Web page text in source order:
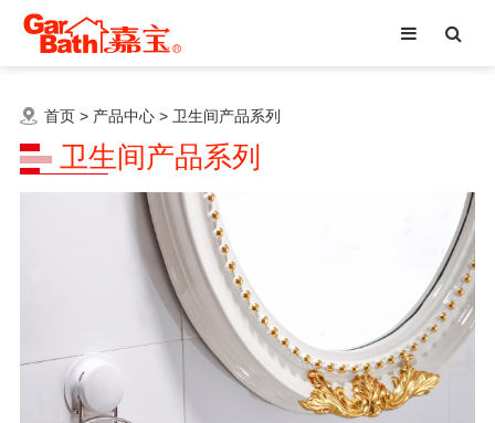
首页> 产品中心> 卫生间产品系列
卫生间产品系列